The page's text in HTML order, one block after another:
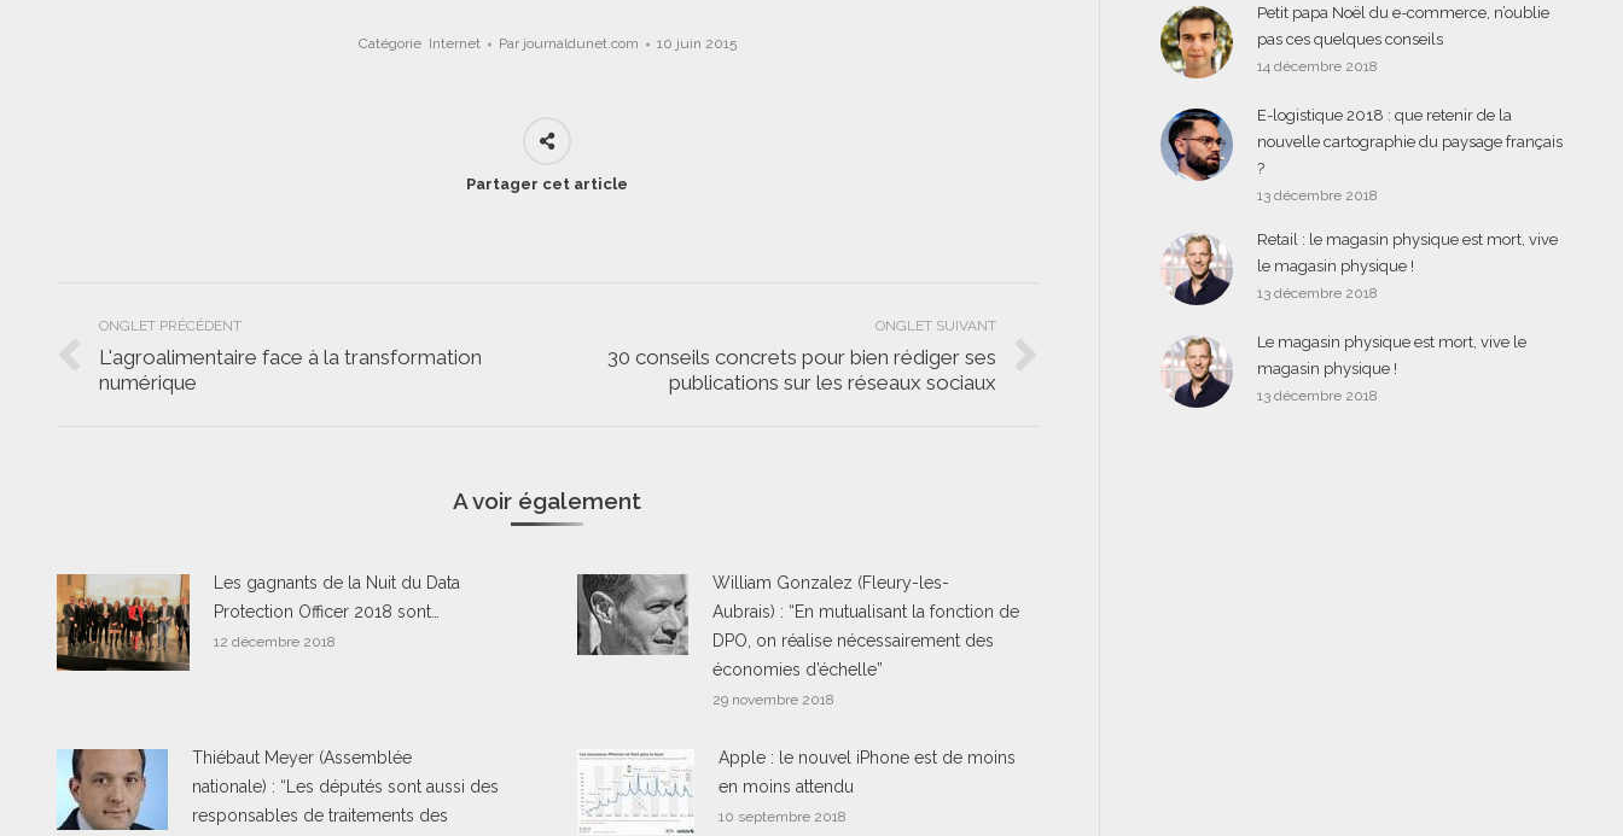
Catégorie Internet Par journaldunet.com 10 juin 2015
Partager cet article
Navigation
de
commentaire
ONGLET PRÉCÉDENT
Onglet
précédent
L'agroalimentaire face à la transformation
numérique
ONGLET SUIVANT
Onglet
30 conseils concrets pour bien rédiger ses
publications sur les réseaux sociaux
A voir également
Les gagnants de la Nuit du Data
Protection Officer 2018 sont…
12 décembre 2018
William Gonzalez (Fleury-les-
Aubrais) : “En mutualisant la fonction de
DPO, on réalise nécessairement des
économies d’échelle”
29 novembre 2018
Thiébaut Meyer (Assemblée
nationale) : “Les députés sont aussi des
responsables de traitements des
Apple : le nouvel iPhone est de moins
en moins attendu
10 septembre 2018
Petit papa Noël du e-commerce, n’oublie
pas ces quelques conseils
14 décembre 2018
E-logistique 2018 : que retenir de la
nouvelle cartographie du paysage français
?
13 décembre 2018
Retail : le magasin physique est mort, vive
le magasin physique !
13 décembre 2018
Le magasin physique est mort, vive le
magasin physique !
13 décembre 2018